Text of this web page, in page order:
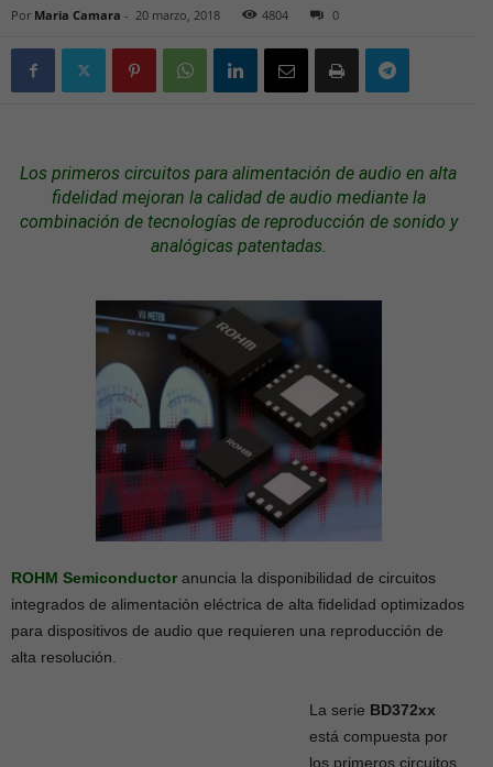
Por Maria Camara - 20 marzo, 2018 4804 0
Los primeros circuitos para alimentación de audio en alta
fidelidad mejoran la calidad de audio mediante la
combinación de tecnologíasde reproducción de sonido y
analógicas patentadas.
ROHM Semiconductor anuncia la disponibilidad de circuitos
integrados de alimentación eléctrica de alta fidelidad optimizados
para dispositivos de audio que requieren una reproducción de
alta resolución.
La serie BD372xx
está compuesta por
los primeros circuitos